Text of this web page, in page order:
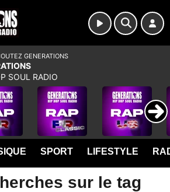
SPORT LIFESTYLE
sur le tag
GENERATIONS
SOUL RADIO